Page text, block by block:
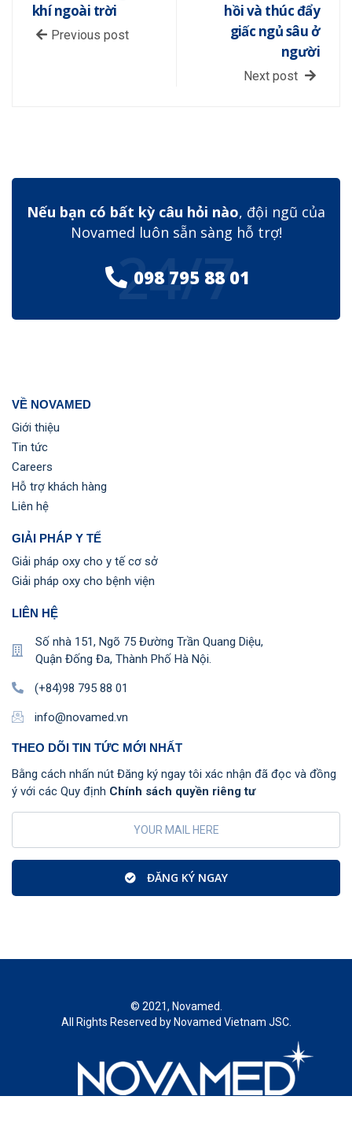
khí ngoài trời
Previous post
hồi và thúc đẩy
giấc ngủ sâu ở
người
Next post
Nếu bạn có bất kỳ câu hỏi nào, đội ngũ của
Novamed luôn sẵn sàng hỗ trợ!
098 795 88 01
24/7
VỀ NOVAMED
Giới thiệu
Tin tức
Careers
Hỗ trợ khách hàng
Liên hệ
GIẢI PHÁP Y TẾ
Giải pháp oxy cho y tế cơ sở
Giải pháp oxy cho bệnh viện
LIÊN HỆ
Số nhà 151, Ngõ 75 Đường Trần Quang Diệu,
Quận Đống Đa, Thành Phố Hà Nội.
(+84)98 795 88 01
info@novamed.vn
THEO DÕI TIN TỨC MỚI NHẤT
Bằng cách nhấn nút Đăng ký ngay tôi xác nhận đã đọc và đồng
ý với các Quy định Chính sách quyền riêng tư
ĐĂNG KÝ NGAY
© 2021, Novamed.
All Rights Reserved by Novamed Vietnam JSC.